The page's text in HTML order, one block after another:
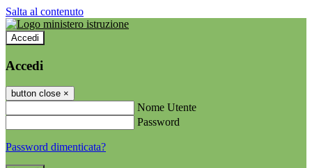
Salta al contenuto
Accedi
Accedi
button close ×
Nome Utente
Password
Password dimenticata?